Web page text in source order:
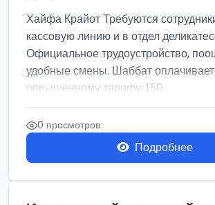
Хайфа Крайот Требуются
кассовую линию и в отдел
Официальное трудоустройство,
удобные смены. Шаббат
повышенному тарифу: 150
0 просмотров
Подробнее